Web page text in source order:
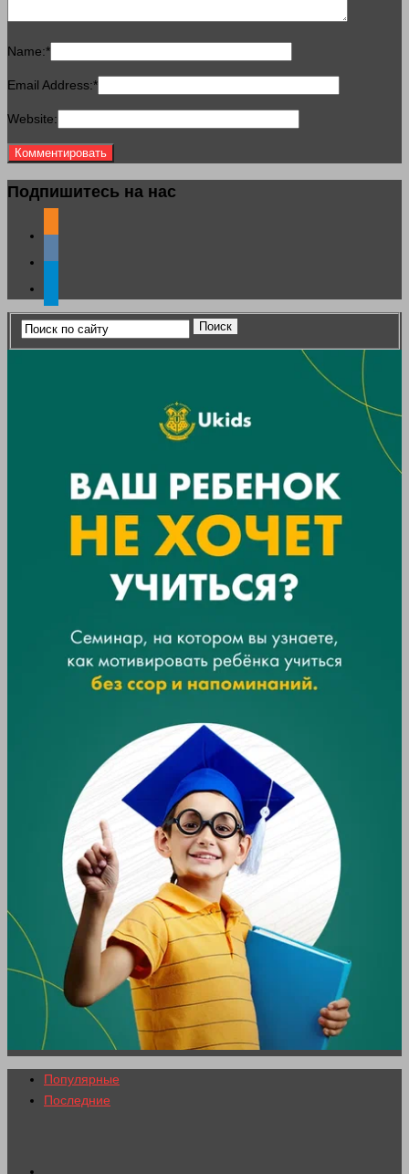
Name:*
Email Address:*
Website:
Подпишитесь на нас
Популярные
Последние